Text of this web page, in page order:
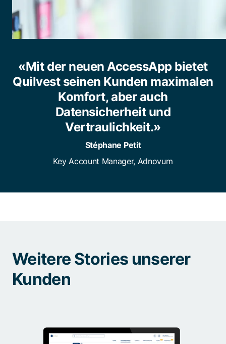
«Mit der neuen AccessApp bietet
Quilvest seinen Kunden maximalen
Komfort, aber auch
Datensicherheit und
Vertraulichkeit.»
Stéphane Petit
Key Account Manager, Adnovum
Weitere Stories unserer
Kunden